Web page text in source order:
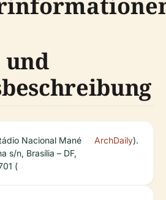
und
Nacional Mané
s/n, Brasília – DF,
(
ArchDaily).